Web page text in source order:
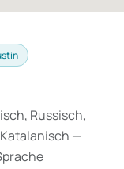
Russisch,
—